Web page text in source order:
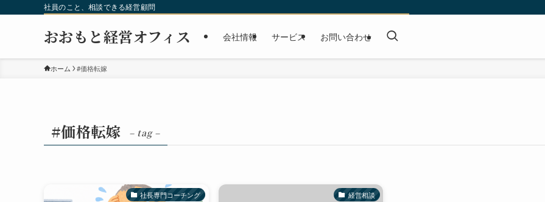
社員のこと、相談できる経営顧問
おおもと経営オフィス 会社情報 サービス お問い合わせ
ホーム #価格転嫁
#価格転嫁 – tag –
社長専門コーチング 経営相談